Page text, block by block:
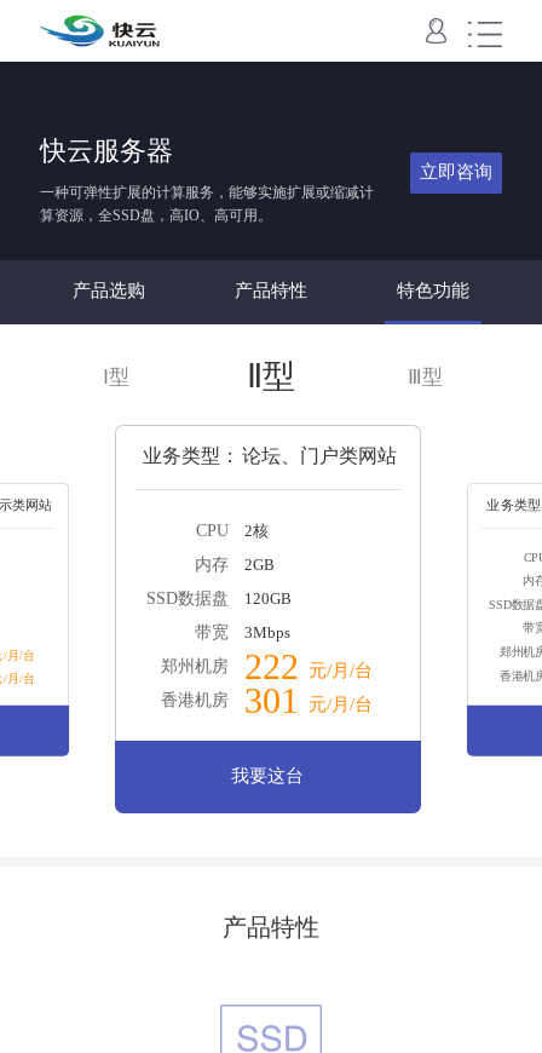
域名
国内主机
香港主机
美国主机
云虚拟主机
云空间
快云VPS
云服务器
云数据库
对象存储
SSL
快云服务器
一种可弹性扩展的计算服务，能够实施扩展或缩减计
算资源，全SSD盘，高IO、高可用。
立即咨询
产品选购 产品特性 特色功能
Ⅰ型 Ⅱ型 Ⅲ型
类网站
/月/台
/月/台
业务类型： 论坛、门户类网站
CPU
2核
内存
2GB
SSD数据盘
120GB
带宽
3Mbps
郑州机房
222 元/月/台
香港机房 301 元/月/台
我要这台
业务类
内
SSD数据
带
郑州机
香港机
产品特性